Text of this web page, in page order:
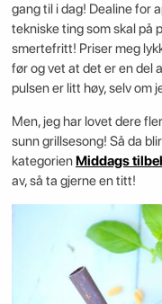
gang til i dag! Dealine for
tekniske ting som skal på
smertefritt! Priser meg
før og vet at det er en del
pulsen er litt høy, selv om
Men, jeg har lovet dere
sunn grillsesong! Så da
kategorienMiddags
av, så ta gjerne en titt!